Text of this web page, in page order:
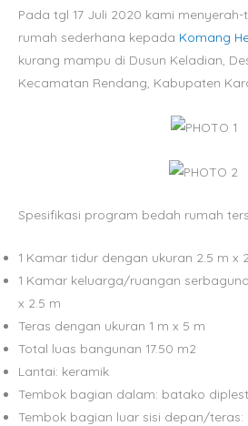
Pada tgl 17 Juli 2020 kami
rumah sederhana kepada Komang
kurang mampu di Dusun Keladian,
Kecamatan Rendang, Kabupaten
Spesifikasi program bedah rumah
1 Kamar tidur dengan ukuran 2.5 m x
1 Kamar keluarga/ruangan
x 2.5 m
Teras dengan ukuran 1 m x 5 m
Total luas bangunan 17.50 m2
Lantai: keramik
Tembok bagian dalam: batako
Tembok bagian luar sisi depan/